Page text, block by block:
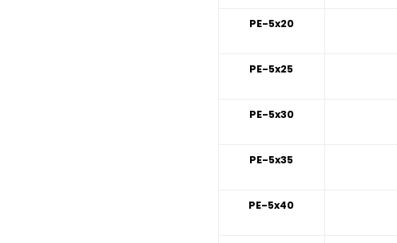
PE-5x20
PE-5x25
PE-5x30
PE-5x35
PE-5x40